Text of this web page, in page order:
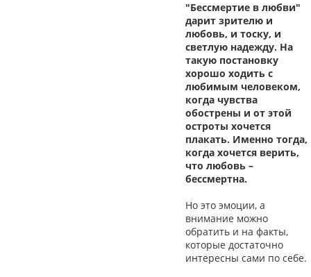
"Бессмертие в любви"
дарит зрителю и
любовь, и тоску, и
светлую надежду. На
такую постановку
хорошо ходить с
любимым человеком,
когда чувства
обострены и от этой
остроты хочется
плакать. Именно тогда,
когда хочется верить,
что любовь –
бессмертна.
Но это эмоции, а
внимание можно
обратить и на факты,
которые достаточно
интересны сами по себе.